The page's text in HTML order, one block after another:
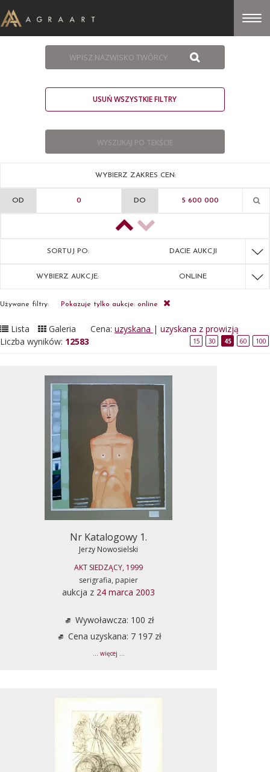
USUŃ WSZYSTKIE FILTRY
WYBIERZ ZAKRES CEN:
OD DO
SORTUJ PO: DACIE AUKCJI
WYBIERZ AUKCJE: ONLINE
Używane filtry: Pokazuje tylko aukcje: online
Lista Galeria Cena: uzyskana | uzyskana z prowizją
Liczba wyników: 12583 15 30 45 60 100
Nr Katalogowy 1.
Jerzy Nowosielski
AKT SIEDZĄCY, 1999
serigrafia, papier
aukcja z 24 marca 2003
Wywoławcza: 100 zł
Cena uzyskana: 7 197 zł
... więcej ...